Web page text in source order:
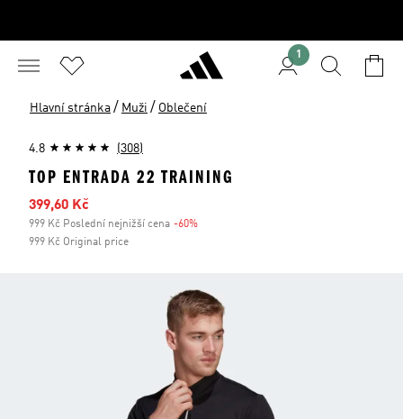
1
Hlavní stránka / Muži / Oblečení
4.8 (308)
TOP ENTRADA 22 TRAINING
Zlevněná cena
399,60 Kč
999 Kč Poslední nejnižší cena -60%
999 Kč Original price